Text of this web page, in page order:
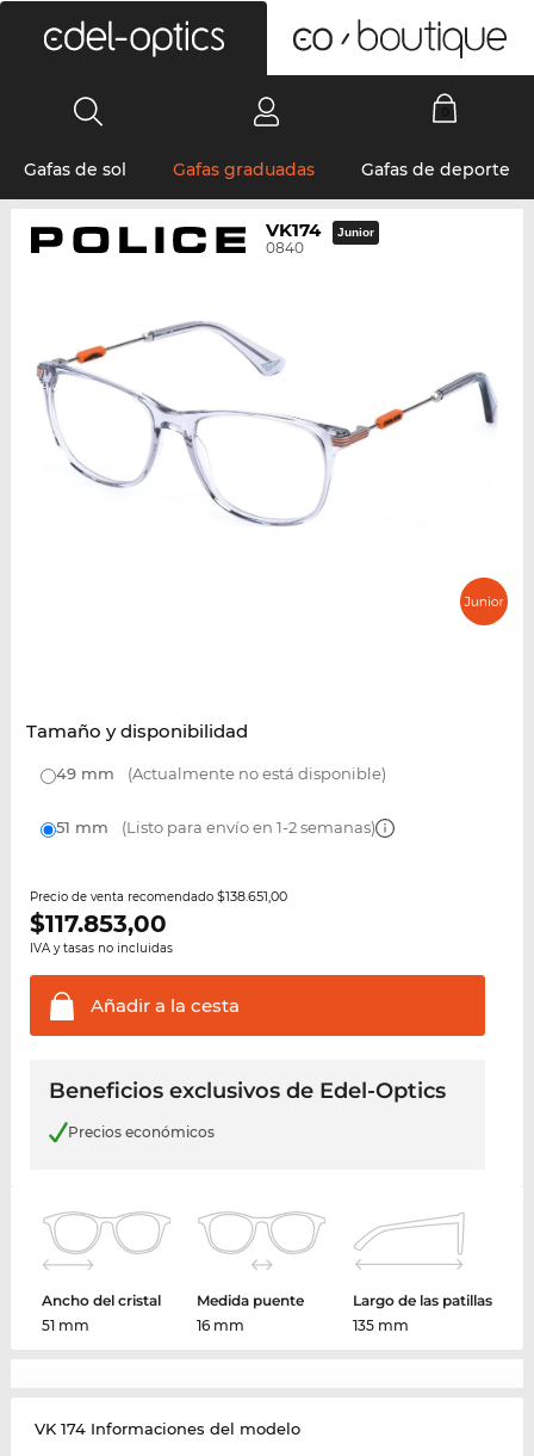
Gafas de sol Gafas graduadas Gafas de deporte
VK174
0840
Junior
Tamaño y disponibilidad
49 mm (Actualmente no está disponible)
51 mm (Listo para envío en 1-2 semanas)
Precio de venta recomendado $138.651,00
$117.853,00
IVA y tasas no incluidas
Añadir a la cesta
Beneficios exclusivos de Edel-Optics
Precios económicos
Ancho del cristal
51 mm
Medida puente
16 mm
Largo de las patillas
135 mm
VK 174 Informaciones del modelo